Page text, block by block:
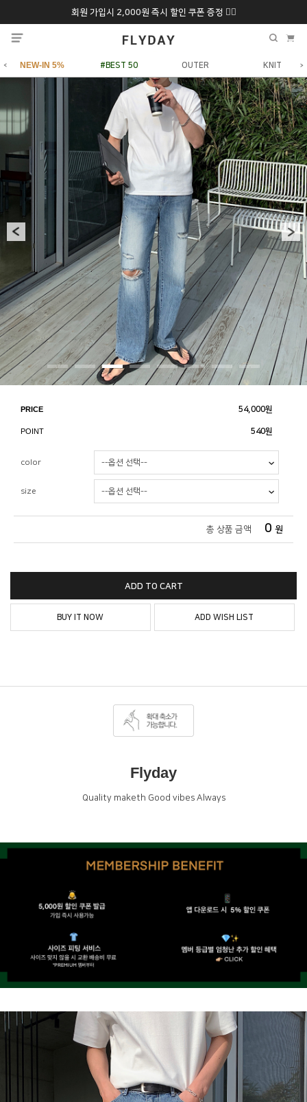
회원 가입시 2,000원 즉시 할인 쿠폰 증정 ❤️‍🔥
추석 특별 할인 10~20% 9/6 화 ~ 9/12월
NEW-IN 5% #BEST 50 OUTER KNIT
PRICE 54,000원
POINT 540원
color
size
총 상품 금액 0 원
ADD TO CART
BUY IT NOW ADD WISH LIST
Flyday
Quality maketh Good vibes Always